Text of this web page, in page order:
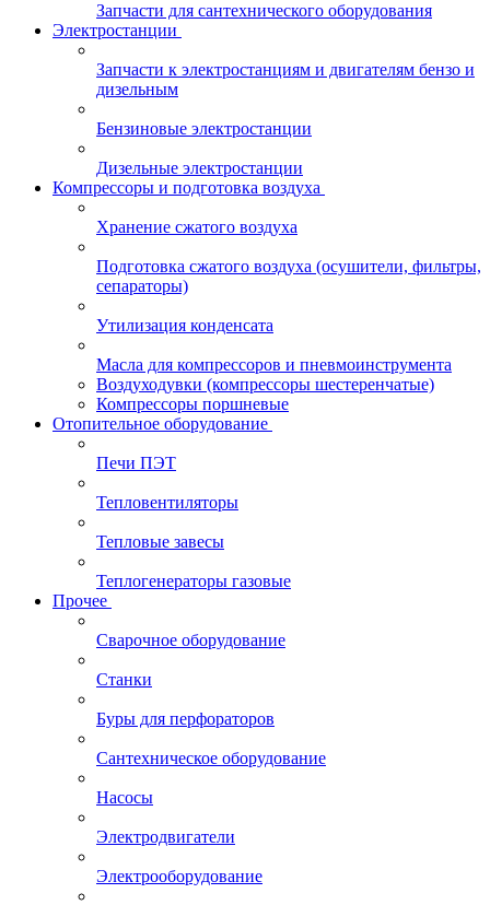
Запчасти для сантехнического оборудования
Электростанции
Запчасти к электростанциям и двигателям бензо и
дизельным
Бензиновые электростанции
Дизельные электростанции
Компрессоры и подготовка воздуха
Хранение сжатого воздуха
Подготовка сжатого воздуха (осушители, фильтры,
сепараторы)
Утилизация конденсата
Масла для компрессоров и пневмоинструмента
Воздуходувки (компрессоры шестеренчатые)
Компрессоры поршневые
Отопительное оборудование
Печи ПЭТ
Тепловентиляторы
Тепловые завесы
Теплогенераторы газовые
Прочее
Сварочное оборудование
Станки
Буры для перфораторов
Сантехническое оборудование
Насосы
Электродвигатели
Электрооборудование